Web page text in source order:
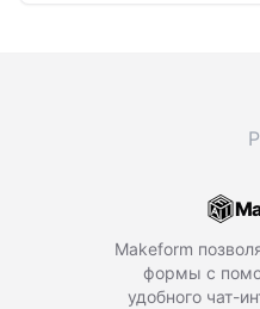
Makeform
формы с
удобного чат-